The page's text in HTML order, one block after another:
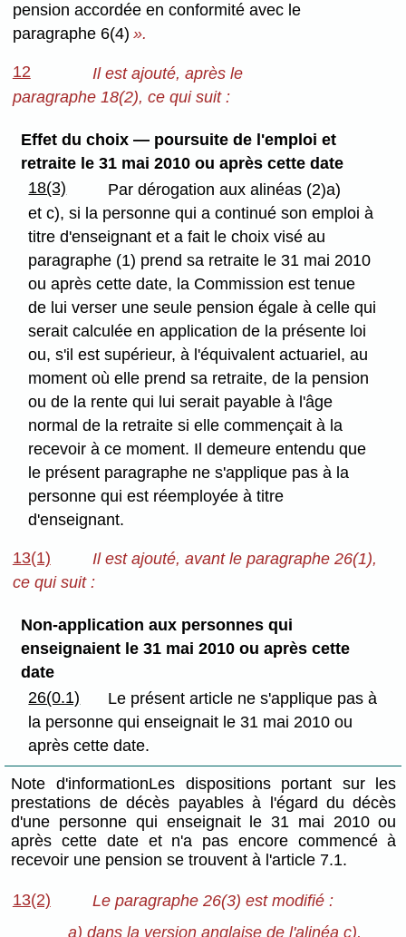
pension accordée en conformité avec le
paragraphe 6(4) ».
12
Il est ajouté, après le
paragraphe 18(2), ce qui suit :
Effet du choix — poursuite de l'emploi et
retraite le 31 mai 2010 ou après cette date
18(3)
Par dérogation aux alinéas (2)a)
et c), si la personne qui a continué son emploi à
titre d'enseignant et a fait le choix visé au
paragraphe (1) prend sa retraite le 31 mai 2010
ou après cette date, la Commission est tenue
de lui verser une seule pension égale à celle qui
serait calculée en application de la présente loi
ou, s'il est supérieur, à l'équivalent actuariel, au
moment où elle prend sa retraite, de la pension
ou de la rente qui lui serait payable à l'âge
normal de la retraite si elle commençait à la
recevoir à ce moment. Il demeure entendu que
le présent paragraphe ne s'applique pas à la
personne qui est réemployée à titre
d'enseignant.
13(1)
Il est ajouté, avant le paragraphe 26(1),
ce qui suit :
Non-application aux personnes qui
enseignaient le 31 mai 2010 ou après cette
date
26(0.1)
Le présent article ne s'applique pas à
la personne qui enseignait le 31 mai 2010 ou
après cette date.
Note d'informationLes dispositions portant sur les
prestations de décès payables à l'égard du décès
d'une personne qui enseignait le 31 mai 2010 ou
après cette date et n'a pas encore commencé à
recevoir une pension se trouvent à l'article 7.1.
13(2)
Le paragraphe 26(3) est modifié :
a) dans la version anglaise de l'alinéa c),